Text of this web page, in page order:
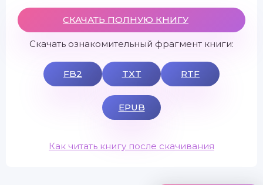
СКАЧАТЬ ПОЛНУЮ КНИГУ
Скачать ознакомительный фрагмент книги:
FB2 TXT RTF
EPUB
Как читать книгу после скачивания